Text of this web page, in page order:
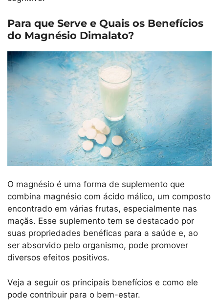
Para que Serve e Quais os Benefícios
do Magnésio Dimalato?
O magnésio é uma forma de suplemento que
combina magnésio com ácido málico, um composto
encontrado em várias frutas, especialmente nas
maçãs. Esse suplemento tem se destacado por
suas propriedades benéficas para a saúde e, ao
ser absorvido pelo organismo, pode promover
diversos efeitos positivos.
Veja a seguir os principais benefícios e como ele
pode contribuir para o bem-estar.